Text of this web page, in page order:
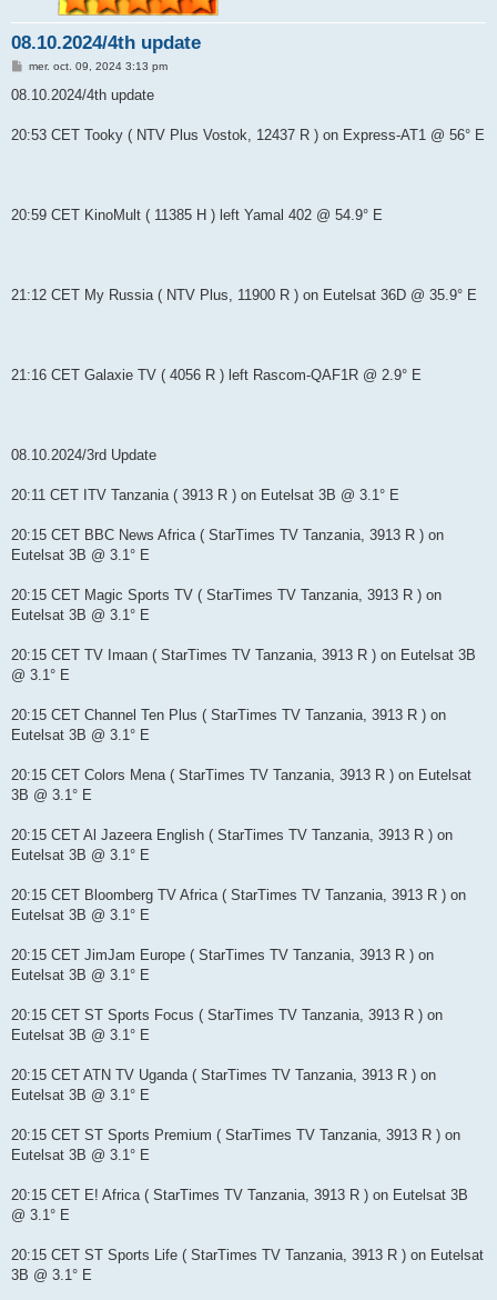
e
08.10.2024/4th update
M
s
g
mer. oct. 09, 2024 3:13 pm
08.10.2024/4th update
20:53 CET Tooky ( NTV Plus Vostok, 12437 R ) on Express-AT1 @ 56° E
20:59 CET KinoMult ( 11385 Н ) left Yamal 402 @ 54.9° E
21:12 CET My Russia ( NTV Plus, 11900 R ) on Eutelsat 36D @ 35.9° E
21:16 CET Galaxie TV ( 4056 R ) left Rascom-QAF1R @ 2.9° E
08.10.2024/3rd Update
20:11 CET ITV Tanzania ( 3913 R ) on Eutelsat 3B @ 3.1° E
20:15 CET BBC News Africa ( StarTimes TV Tanzania, 3913 R ) on
Eutelsat 3B @ 3.1° E
20:15 CET Magic Sports TV ( StarTimes TV Tanzania, 3913 R ) on
Eutelsat 3B @ 3.1° E
20:15 CET TV Imaan ( StarTimes TV Tanzania, 3913 R ) on Eutelsat 3B
@ 3.1° E
20:15 CET Channel Ten Plus ( StarTimes TV Tanzania, 3913 R ) on
Eutelsat 3B @ 3.1° E
20:15 CET Colors Mena ( StarTimes TV Tanzania, 3913 R ) on Eutelsat
3B @ 3.1° E
20:15 CET Al Jazeera English ( StarTimes TV Tanzania, 3913 R ) on
Eutelsat 3B @ 3.1° E
20:15 CET Bloomberg TV Africa ( StarTimes TV Tanzania, 3913 R ) on
Eutelsat 3B @ 3.1° E
20:15 CET JimJam Europe ( StarTimes TV Tanzania, 3913 R ) on
Eutelsat 3B @ 3.1° E
20:15 CET ST Sports Focus ( StarTimes TV Tanzania, 3913 R ) on
Eutelsat 3B @ 3.1° E
20:15 CET ATN TV Uganda ( StarTimes TV Tanzania, 3913 R ) on
Eutelsat 3B @ 3.1° E
20:15 CET ST Sports Premium ( StarTimes TV Tanzania, 3913 R ) on
Eutelsat 3B @ 3.1° E
20:15 CET E! Africa ( StarTimes TV Tanzania, 3913 R ) on Eutelsat 3B
@ 3.1° E
20:15 CET ST Sports Life ( StarTimes TV Tanzania, 3913 R ) on Eutelsat
3B @ 3.1° E